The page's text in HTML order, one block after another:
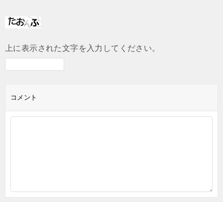
上に表示された文字を入力してください。
コメント